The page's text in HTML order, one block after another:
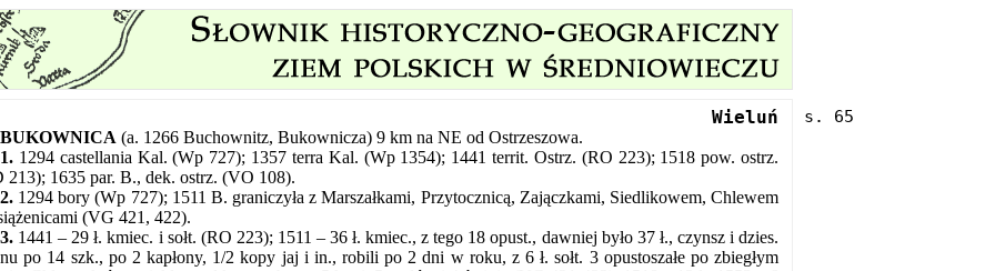
Wieluń
BUKOWNICA (a. 1266 Buchownitz, Bukownicza) 9 km na NE od Ostrzeszowa.
1. 1294 castellania Kal. (Wp 727); 1357 terra Kal. (Wp 1354); 1441 territ. Ostrz. (RO 223); 1518 pow. ostrz.
213); 1635 par. B., dek. ostrz. (VO 108).
2. 1294 bory (Wp 727); 1511 B. graniczyła z Marszałkami, Przytocznicą, Zajączkami, Siedlikowem, Chlewem
(VG 421, 422).
3. 1441 – 29 ł. kmiec. i sołt. (RO 223); 1511 – 36 ł. kmiec., z tego 18 opust., dawniej było 37 ł., czynsz i dzies.
po 14 szk., po 2 kapłony, 1/2 kopy jaj i in., robili po 2 dni w roku, z 6 ł. sołt. 3 opustoszałe po zbiegłym